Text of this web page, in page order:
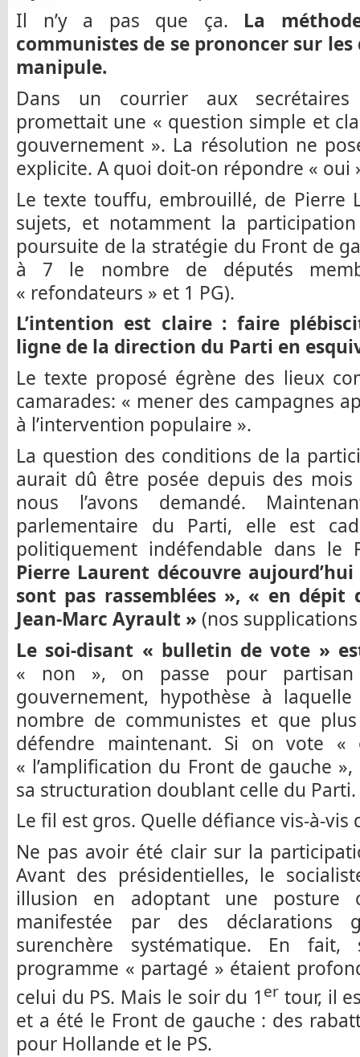
Il n’y a pas que ça. La
communistes de se prononcer sur
manipule.
Dans un courrier aux
promettait une « question simple et
gouvernement ». La résolution ne
explicite. A quoi doit-on répondre « oui
Le texte touffu, embrouillé, de Pierre
sujets, et notamment la
poursuite de la stratégie du Front de
à 7 le nombre de députés
« refondateurs » et 1 PG).
L’intention est claire : faire
ligne de la direction du Parti en
Le texte proposé égrène des lieux
camarades: « mener des campagnes
à l’intervention populaire ».
La question des conditions de la
aurait dû être posée depuis des mois
nous l’avons demandé.
parlementaire du Parti, elle est
politiquement indéfendable dans le
Pierre Laurent découvre
sont pas rassemblées », « en dépit
Jean-Marc Ayrault » (nos supplications
Le soi-disant « bulletin de vote »
« non », on passe pour partisan
gouvernement, hypothèse à
nombre de communistes et que
défendre maintenant. Si on vote
« l’amplification du Front de gauche
sa structuration doublant celle du Parti.
Le fil est gros. Quelle défiance vis-à-vis
Ne pas avoir été clair sur la
Avant des présidentielles, le
illusion en adoptant une posture
manifestée par des déclarations
surenchère systématique. En
programme « partagé » étaient
celui du PS. Mais le soir du 1 er tour, il
et a été le Front de gauche : des
pour Hollande et le PS.